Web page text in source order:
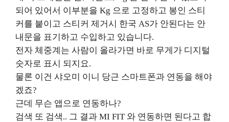
되어 있어서 이부분을 Kg 으로 고정하고 봉인 스티
커를 붙이고 스티커 제거시 한국 AS가 안된다는 안
내문을 표기하고 수입하고 있습니다.
전자 체중계는 사람이 올라가면 바로 무게가 디지털
숫자로 표시 되지요.
물론 이건 샤오미 이니 당근 스마트폰과 연동을 해야
겠죠?
근데 무슨 앱으로 연동하나?
검색 또 검색.. 그 결과 MI FIT 와 연동하면 된다고 합